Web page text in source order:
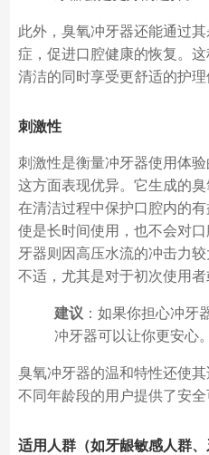
此外，臭氧冲牙器还能通过
症，促进口腔健康的恢复。
清洁的同时享受更舒适的护理
刺激性
刺激性是衡量冲牙器使用体
这方面表现优异。它生成的
在清洁过程中保护口腔内的
使是长时间使用，也不会对
牙器则因高压水流的冲击力
不适，尤其是对于初次使用者
建议 ：如果你担心冲牙
冲牙器可以让你更安心。
臭氧冲牙器的温和特性还使
不同年龄段的用户提供了安全
适用人群（如牙龈敏感人群、